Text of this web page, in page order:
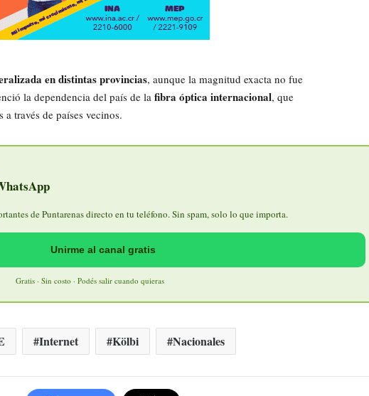
en distintas provincias, aunque la magnitud exacta no fue
la dependencia del país de la fibra óptica internacional, que
través de países vecinos.
de Puntarenas directo en tu teléfono. Sin spam, solo lo que importa.
Unirme al canal gratis
Gratis · Sin costo · Podés salir cuando quieras
Internet Kölbi Nacionales